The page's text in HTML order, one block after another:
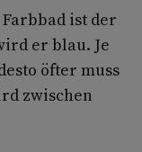
ist der
er blau. Je
öfter muss
zwischen